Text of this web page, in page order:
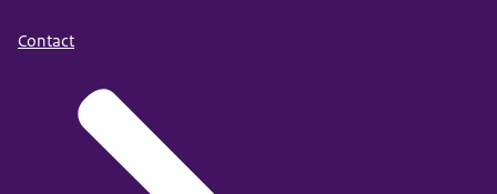
Contact